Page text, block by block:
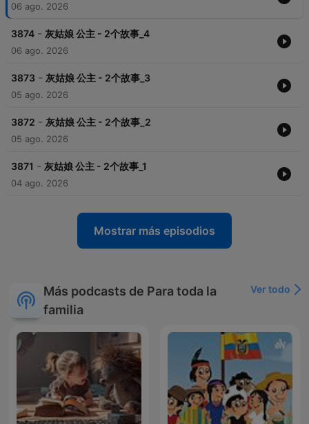
06 ago. 2026
3874 - 灰姑娘 公主 - 2个故事_4
06 ago. 2026
3873 - 灰姑娘 公主 - 2个故事_3
05 ago. 2026
3872 - 灰姑娘 公主 - 2个故事_2
05 ago. 2026
3871 - 灰姑娘 公主 - 2个故事_1
04 ago. 2026
Mostrar más episodios
Más podcasts de Para toda la
familia
Ver todo